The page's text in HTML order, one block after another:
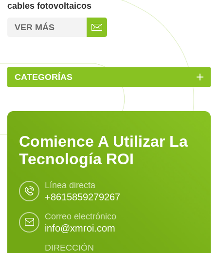
cables fotovoltaicos
cables fotovoltaicos
VER MÁS
CATEGORÍAS
Comience A Utilizar La
Tecnología ROI
Línea directa
+8615859279267
Correo electrónico
info@xmroi.com
DIRECCIÓN